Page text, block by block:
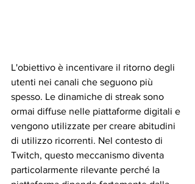
L'obiettivo è incentivare il ritorno degli
utenti nei canali che seguono più
spesso. Le dinamiche di streak sono
ormai diffuse nelle piattaforme digitali e
vengono utilizzate per creare abitudini
di utilizzo ricorrenti. Nel contesto di
Twitch, questo meccanismo diventa
particolarmente rilevante perché la